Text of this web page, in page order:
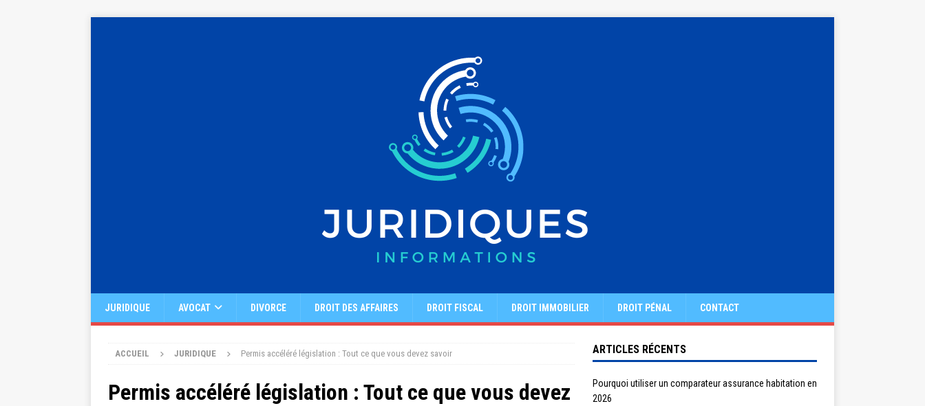
JURIDIQUE AVOCAT DIVORCE DROIT DES AFFAIRES DROIT FISCAL DROIT IMMOBILIER DROIT PÉNAL CONTACT
ACCUEIL JURIDIQUE Permis accéléré législation : Tout ce que vous devez savoir
Permis accéléré législation : Tout ce que vous devez
ARTICLES RÉCENTS
Pourquoi utiliser un comparateur assurance habitation en
2026